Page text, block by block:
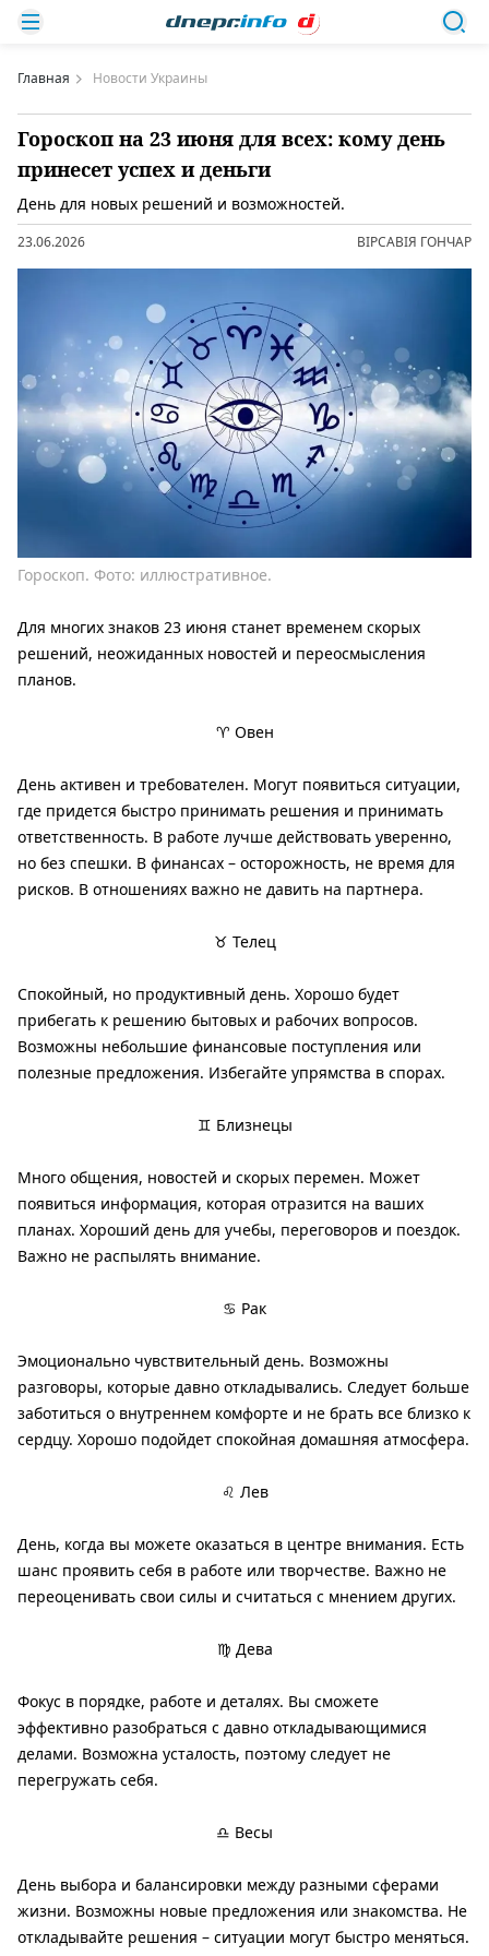
Главная Новости Украины
Гороскоп на 23 июня для всех: кому день
принесет успех и деньги
День для новых решений и возможностей.
23.06.2026 ВІРСАВІЯ ГОНЧАР
Гороскоп. Фото: иллюстративное.
Для многих знаков 23 июня станет временем скорых
решений, неожиданных новостей и переосмысления
планов.
♈ Овен
День активен и требователен. Могут появиться ситуации,
где придется быстро принимать решения и принимать
ответственность. В работе лучше действовать уверенно,
но без спешки. В финансах – осторожность, не время для
рисков. В отношениях важно не давить на партнера.
♉ Телец
Спокойный, но продуктивный день. Хорошо будет
прибегать к решению бытовых и рабочих вопросов.
Возможны небольшие финансовые поступления или
полезные предложения. Избегайте упрямства в спорах.
♊ Близнецы
Много общения, новостей и скорых перемен. Может
появиться информация, которая отразится на ваших
планах. Хороший день для учебы, переговоров и поездок.
Важно не распылять внимание.
♋ Рак
Эмоционально чувствительный день. Возможны
разговоры, которые давно откладывались. Следует больше
заботиться о внутреннем комфорте и не брать все близко к
сердцу. Хорошо подойдет спокойная домашняя атмосфера.
♌ Лев
День, когда вы можете оказаться в центре внимания. Есть
шанс проявить себя в работе или творчестве. Важно не
переоценивать свои силы и считаться с мнением других.
♍ Дева
Фокус в порядке, работе и деталях. Вы сможете
эффективно разобраться с давно откладывающимися
делами. Возможна усталость, поэтому следует не
перегружать себя.
♎ Весы
День выбора и балансировки между разными сферами
жизни. Возможны новые предложения или знакомства. Не
откладывайте решения – ситуации могут быстро меняться.